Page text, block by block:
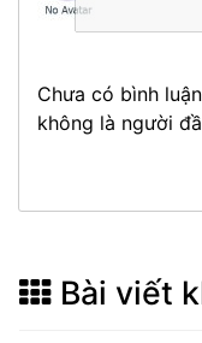
Chưa có bình
không là người
Bài viết